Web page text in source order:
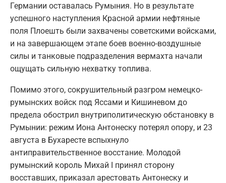
Германии оставалась Румыния. Но в результате
успешного наступления Красной армии нефтяные
поля Плоешть были захвачены советскими войсками,
и на завершающем этапе боев военно-воздушные
силы и танковые подразделения вермахта начали
ощущать сильную нехватку топлива.
Помимо этого, сокрушительный разгром немецко-
румынских войск под Яссами и Кишиневом до
предела обострил внутриполитическую обстановку в
Румынии: режим Иона Антонеску потерял опору, и 23
августа в Бухаресте вспыхнуло
антиправительственное восстание. Молодой
румынский король Михай I принял сторону
восставших, приказал арестовать Антонеску и